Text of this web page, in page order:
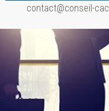
contact@conseil-